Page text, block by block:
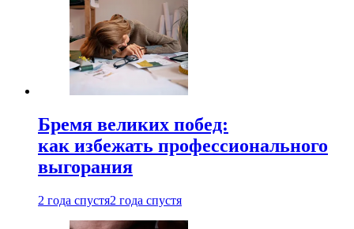
Бремя великих побед:
как избежать профессионального
выгорания
2 года спустя2 года спустя